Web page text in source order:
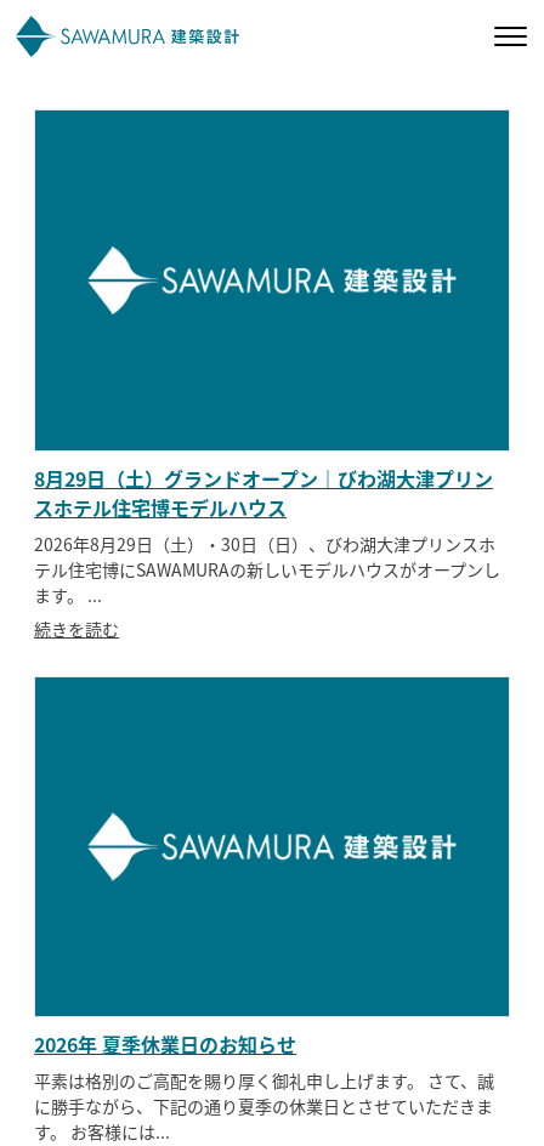
施工事例
オーナー様向け
モデルハウス イベント参加
SAWAMURAリフォーム
SAWAMURA不動産
8月29日（土）グランドオープン｜びわ湖大津プリン
スホテル住宅博モデルハウス
2026年8月29日（土）・30日（日）、びわ湖大津プリンスホ
テル住宅博にSAWAMURAの新しいモデルハウスがオープンし
ます。 ...
続きを読む
2026年 夏季休業日のお知らせ
平素は格別のご高配を賜り厚く御礼申し上げます。 さて、誠
に勝手ながら、下記の通り夏季の休業日とさせていただきま
す。 お客様には...